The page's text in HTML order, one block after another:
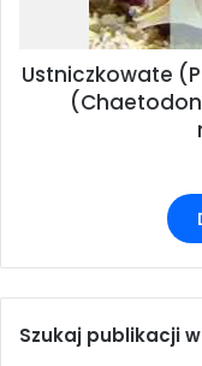
Ustniczkowate
Szukaj publikacji